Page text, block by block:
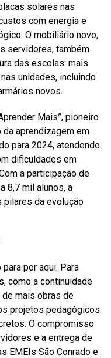
solares nas
com energia e
O mobiliário novo,
servidores, também
das escolas: mais
unidades, incluindo
novos.
Mais”, pioneiro
aprendizagem em
para 2024, atendendo
dificuldades em
a participação de
8,7 mil alunos, a
pilares da evolução
por aqui. Para
como a continuidade
de mais obras de
projetos pedagógicos
O compromisso
e a entrega de
EMEIs São Conrado e